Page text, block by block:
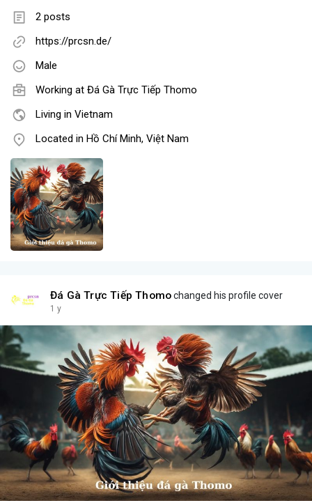
2 posts
https://prcsn.de/
Male
Working at Đá Gà Trực Tiếp Thomo
Living in Vietnam
Located in Hồ Chí Minh, Việt Nam
Đá Gà Trực Tiếp Thomochanged his profile cover
1 y